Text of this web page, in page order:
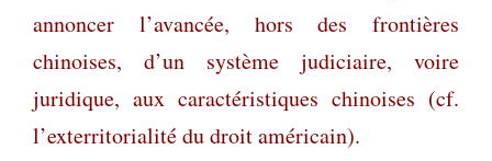
annoncer l’avancée, hors des frontières
chinoises, d’un système judiciaire, voire
juridique, aux caractéristiques chinoises (cf.
l’exterritorialité du droit américain).